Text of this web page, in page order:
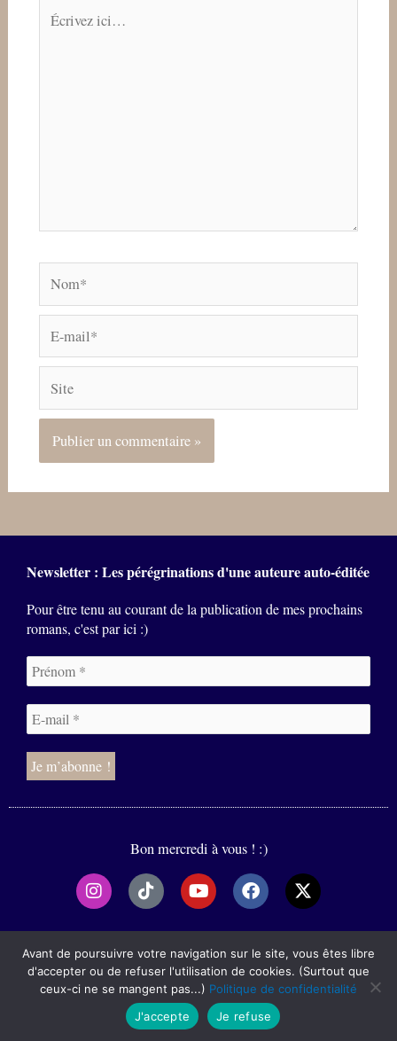
Nom*
E-
mail*
Newsletter : Les pérégrinations d'une auteure auto-éditée
Pour être tenu au courant de la publication de mes prochains
romans, c'est par ici :)
Bon mercredi à vous ! :)
I
n
s
t
a
g
r
T
i
k
t
o
k
Y
o
u
t
u
b
e
F
a
c
e
b
o
o
k
X
-
t
w
i
t
t
2020-2025
Mentions légales
Avant de poursuivre votre navigation sur le site, vous êtes libre
d'accepter ou de refuser l'utilisation de cookies. (Surtout que
ceux-ci ne se mangent pas...) Politique de confidentialité
J'accepte
Je refuse